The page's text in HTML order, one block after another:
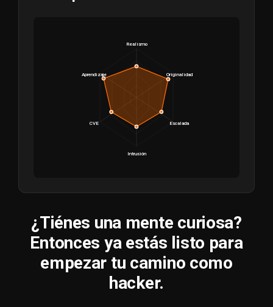
Realismo
Originalidad
Escalada
Intrusión
CVE
Aprendizaje
¿Tiénes una mente curiosa?
Entonces ya estás listo para
empezar tu camino como
hacker.